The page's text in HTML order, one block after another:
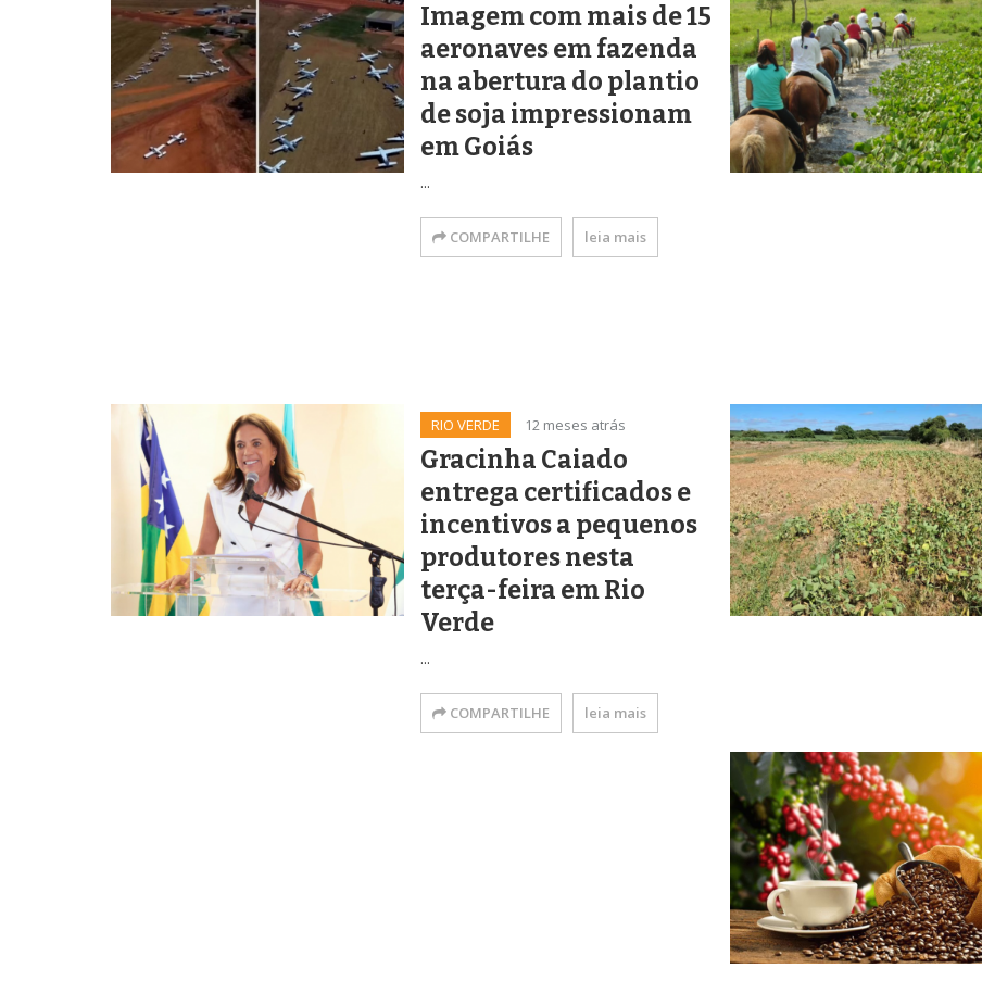
Imagem com mais de 15
aeronaves em fazenda
na abertura do plantio
de soja impressionam
em Goiás
...
COMPARTILHE leia mais
RIO VERDE 12 meses atrás
Gracinha Caiado
entrega certificados e
incentivos a pequenos
produtores nesta
terça-feira em Rio
Verde
...
COMPARTILHE leia mais